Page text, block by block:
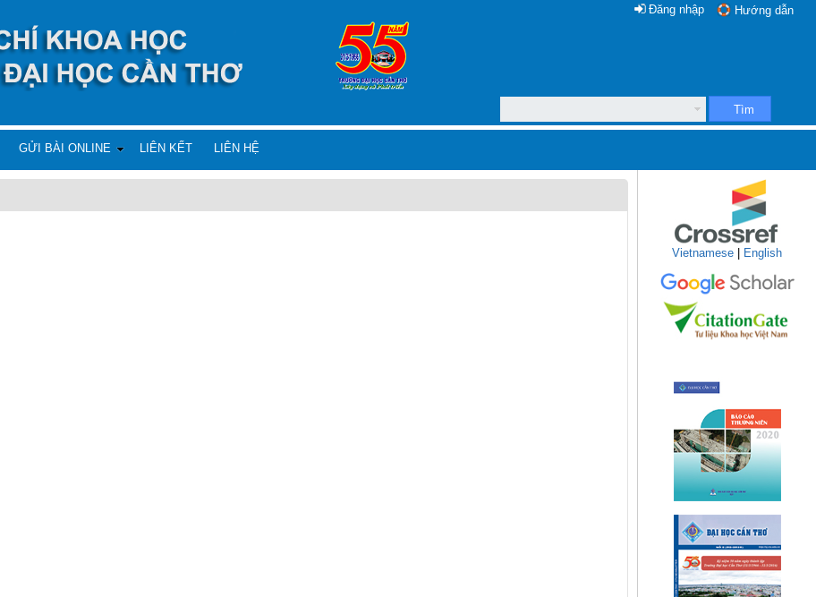
Hướng dẫn
Đăng nhập
Tìm
GỬI BÀI ONLINE LIÊN KẾT LIÊN HỆ
Vietnamese English